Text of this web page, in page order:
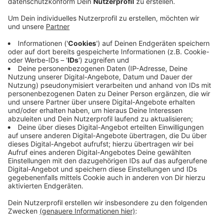
Die Feuerwehr in Coesfeld und Lette plant ihre
Brandschutzerziehung auszubauen. Im Moment geht
sie in die Kindergärten. Künftig soll es noch einen
zweiten Termin für die Kindergärten an einer
Feuerwache geben, um hier noch mehr zu zeigen.
Außerdem möchte die Coesfelder Feuerwehr die
Brandschutzerziehung auch wieder für Schulen
anbieten. Wann genau das starten könnte, ist noch
offen. Bei jeder Brandschutzerziehung bekommen die
Kinder ein Infopaket mit nach Hause. Darin ist unter
anderem ein neongelber Kinderfinder-Aufkleber
enthalten. Sie signalisieren Rettungskräften im Fall
eines Brandes: Hinter dieser Tür könnte ein Kind sein.
Durch die leuchtende Farbe sind sie auch bei dichtem
Rauch zu erkennen.